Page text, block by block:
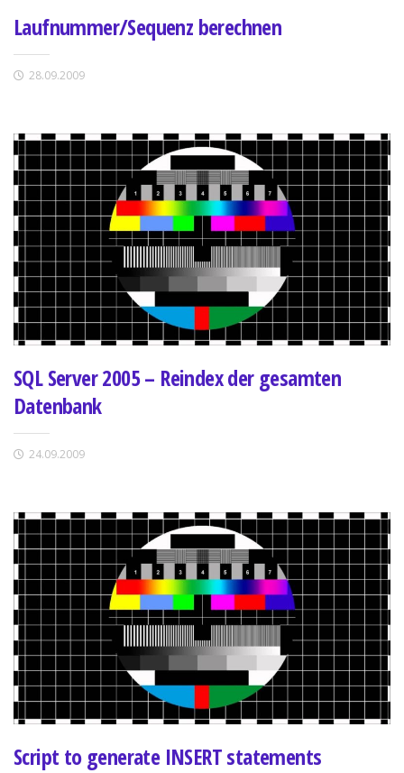
Laufnummer/Sequenz berechnen
28.09.2009
SQL Server 2005 – Reindex der gesamten
Datenbank
24.09.2009
Script to generate INSERT statements